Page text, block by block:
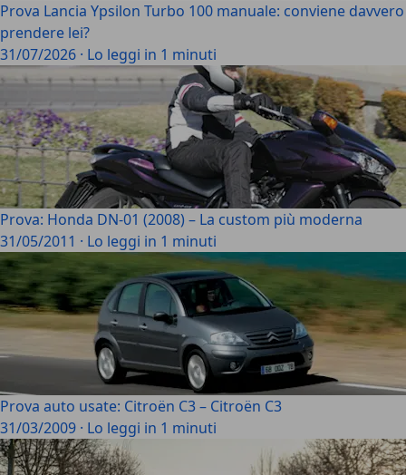
Prova Lancia Ypsilon Turbo 100 manuale: conviene davvero
prendere lei?
31/07/2026 · Lo leggi in 1 minuti
Prova: Honda DN-01 (2008) – La custom più moderna
31/05/2011 · Lo leggi in 1 minuti
Prova auto usate: Citroën C3 – Citroën C3
31/03/2009 · Lo leggi in 1 minuti